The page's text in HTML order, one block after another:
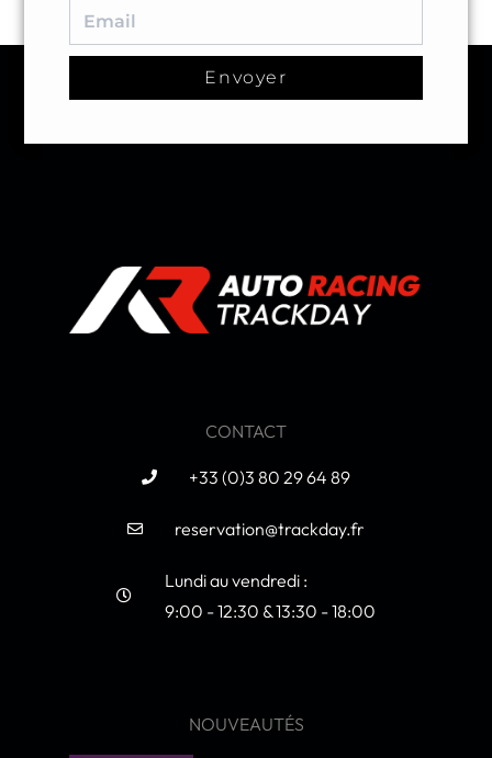
Envoyer
CONTACT
+33 (0)3 80 29 64 89
reservation@trackday.fr
Lundi au vendredi :
9:00 - 12:30 & 13:30 - 18:00
NOUVEAUTÉS